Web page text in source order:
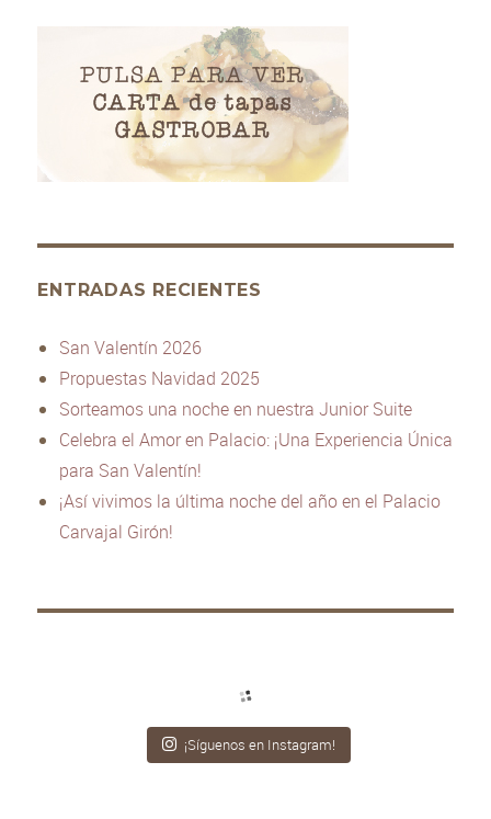
ENTRADAS RECIENTES
San Valentín 2026
Propuestas Navidad 2025
Sorteamos una noche en nuestra Junior Suite
Celebra el Amor en Palacio: ¡Una Experiencia Única
para San Valentín!
¡Así vivimos la última noche del año en el Palacio
Carvajal Girón!
¡Síguenos en Instagram!